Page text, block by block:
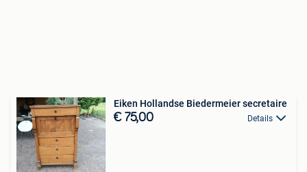
Eiken Hollandse Biedermeier secretaire
€ 75,00 Details